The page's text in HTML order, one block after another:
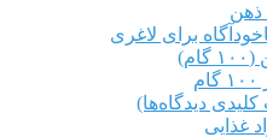
برای لاغری
دیدگاه‌ها)
غذایی